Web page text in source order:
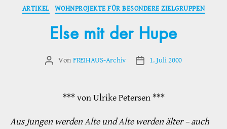
Kategorien
ARTIKEL WOHNPROJEKTE FÜR BESONDERE ZIELGRUPPEN
Else mit der Hupe
Beitragsautor
Von FREIHAUS-Archiv Veröffentlichungsdatum
1. Juli 2000
*** von Ulrike Petersen ***
Aus Jungen werden Alte und Alte werden älter – auch